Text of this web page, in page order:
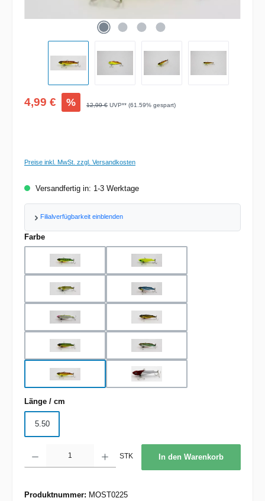
Verkaufspreis:
4,99 € % Regulärer Preis:
12,99 € UVP** (61.59% gespart)
Preise inkl. MwSt. zzgl. Versandkosten
Versandfertig in: 1-3 Werktage
Filialverfügbarkeit einblenden
Farbeauswählen
Chartreuse Tiger Matte Lemon
Metallic Ayu Metallic Blue
Metallic Chartreuse Metallic Gold
Metallic Green Metallic Shad
Orange Tiger Red Head
Länge / cm
5.50
STK In den Warenkorb
Produktnummer: MOST0225